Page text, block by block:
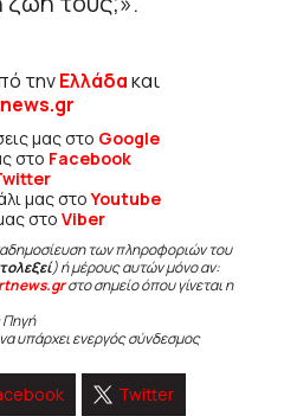
τηνΕλλάδακαι
μας στο Google
στο Facebook
μας στοYoutube
στο Viber
των πληροφοριών του
) ή μέρους αυτών μόνο αν:
στο σημείο όπου γίνεται η
Πηγή
υπάρχει ενεργός σύνδεσμος
Twitter